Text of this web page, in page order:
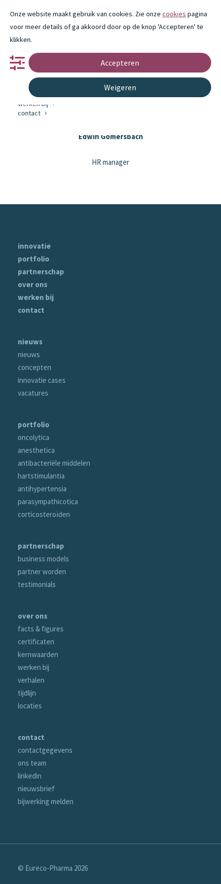
portfolio
partnerschap
innovatie
over ons
werken bij
contact
Edwin Gomersbach
Edwin Gomersbach
HR manager
innovatie
portfolio
partnerschap
over ons
werken bij
contact
nieuws
nieuws
concepten
innovatie cases
vacatures
portfolio
oncolytica
anesthetica
antibacteriële middelen
hartstimulantia
antihypertensia
parasympathicotica
corticosteroïden
partnerschap
business models
partner worden
testimonials
over ons
facts & figures
certificaten
kernwaarden
werken bij
verhalen
tijdlijn
locaties
contact
contactgegevens
ons team
linkedin
nieuwsbrief
bijwerking melden
© Eureco-Pharma 2026
Onze website maakt gebruik van cookies. Zie onze cookies pagina
voor meer details of ga akkoord door op de knop 'Accepteren' te
klikken.
Accepteren
Weigeren